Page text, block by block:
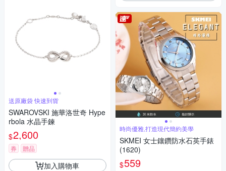
送原廠袋 快速到貨
SWAROVSKI 施華洛世奇 Hype
rbola 水晶手鍊
$2,600
券 贈品
加入購物車
時尚優雅,打造現代簡約美學
SKMEI 女士鑲鑽防水石英手錶
(1620)
$559